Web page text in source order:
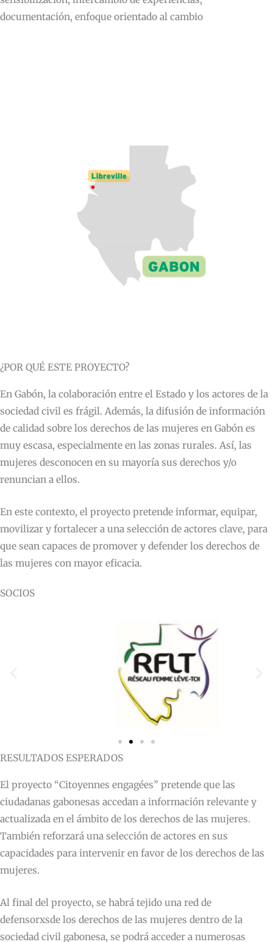
documentación, enfoque orientado al cambio
¿POR QUÉ ESTE PROYECTO?
En Gabón, la colaboración entre el Estado y los actores de la
sociedad civil es frágil. Además, la difusión de información
de calidad sobre los derechos de las mujeres en Gabón es
muy escasa, especialmente en las zonas rurales. Así, las
mujeres desconocen en su mayoría sus derechos y/o
renuncian a ellos.
En este contexto, el proyecto pretende informar, equipar,
movilizar y fortalecer a una selección de actores clave, para
que sean capaces de promover y defender los derechos de
las mujeres con mayor eficacia.
SOCIOS
RESULTADOS ESPERADOS
El proyecto “Citoyennes engagées” pretende que las
ciudadanas gabonesas accedan a información relevante y
actualizada en el ámbito de los derechos de las mujeres.
También reforzará una selección de actores en sus
capacidades para intervenir en favor de los derechos de las
mujeres.
Al final del proyecto, se habrá tejido una red de
defensorxsde los derechos de las mujeres dentro de la
sociedad civil gabonesa, se podrá acceder a numerosas